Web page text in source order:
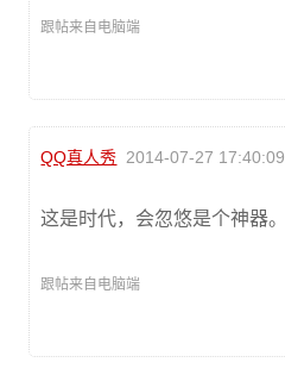
跟帖来自电脑端
QQ真人秀 2014-07-27 17:40:09
这是时代，会忽悠是个神器。
跟帖来自电脑端